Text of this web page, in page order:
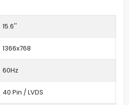
15.6''
1366x768
60Hz
40 Pin / LVDS